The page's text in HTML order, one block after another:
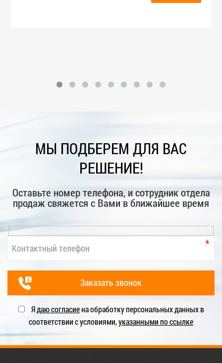
МЫ ПОДБЕРЕМ ДЛЯ ВАС
РЕШЕНИЕ!
Оставьте номер телефона, и сотрудник отдела
продаж свяжется с Вами в ближайшее время
Ядаю согласиена обработку персональных данных в
соответствии с условиями,указанными по ссылке